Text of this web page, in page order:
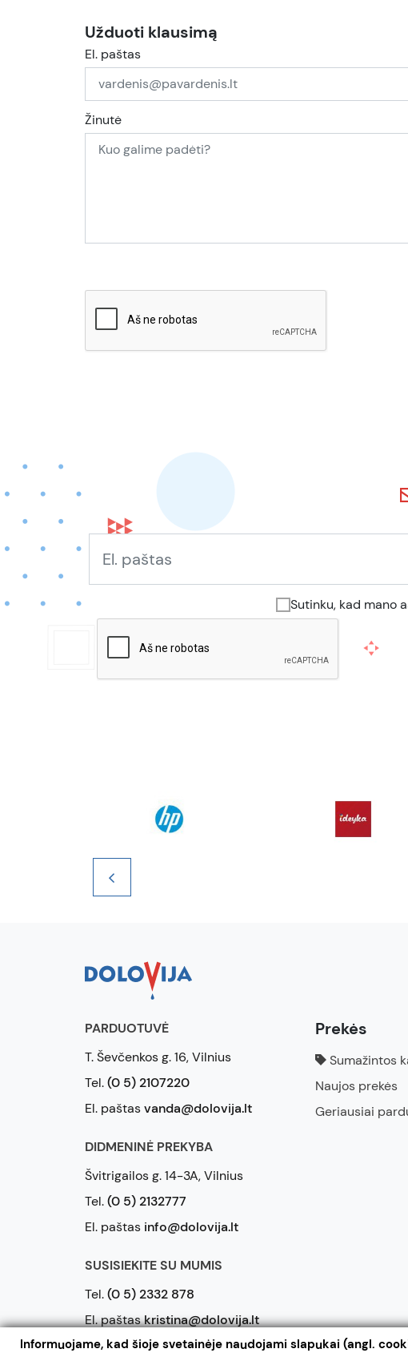
Užduoti klausimą
El. paštas
Žinutė
Sutinku, kad mano
PARDUOTUVĖ
T. Ševčenkos g. 16, Vilnius
Tel.(0 5) 2107220
El. paštasvanda@dolovija.lt
DIDMENINĖ PREKYBA
Švitrigailos g. 14-3A, Vilnius
Tel.(0 5) 2132777
El. paštas info@dolovija.lt
SUSISIEKITE SU MUMIS
Tel.(0 5) 2332 878
El. paštaskristina@dolovija.lt
Prekės
Sumažintos
Naujos prekės
Geriausiai
Informuojame, kad šioje svetainėje naudojami slapukai (angl.